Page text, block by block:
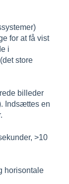
for at få vist
i
store
billeder
Indsættes en
>10
horisontale